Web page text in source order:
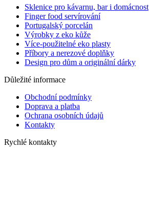
Sklenice pro kávarnu, bar i domácnost
Finger food servírování
Portugalský porcelán
Výrobky z eko kůže
Více-použitelné eko plasty
Příbory a nerezové doplňky
Design pro dům a originální dárky
Důležité informace
Obchodní podmínky
Doprava a platba
Ochrana osobních údajů
Kontakty
Rychlé kontakty